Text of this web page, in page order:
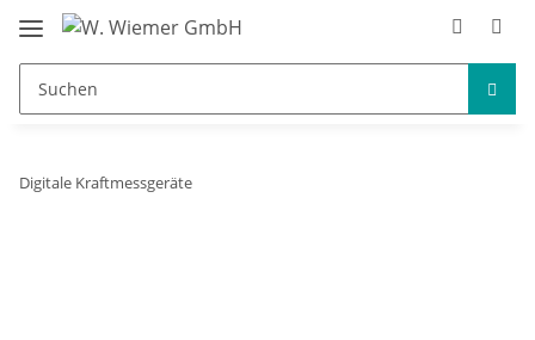
Digitale Kraftmessgeräte